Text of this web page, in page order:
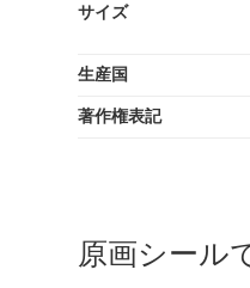
サイズ
生産国
著作権表記
原画シール